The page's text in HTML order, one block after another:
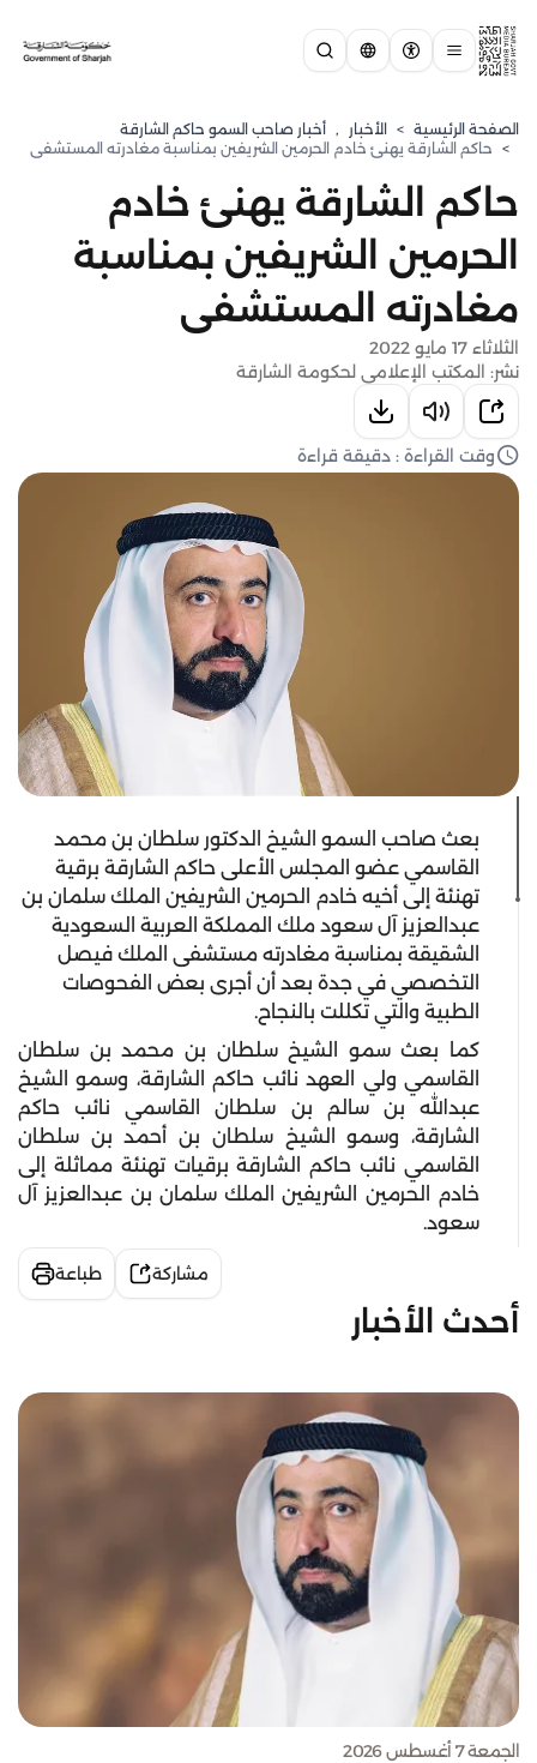
الصفحة الرئيسية > الأخبار , أخبار صاحب السمو حاكم الشارقة
> حاكم الشارقة يهنئ خادم الحرمين الشريفين بمناسبة مغادرته المستشفى
حاكم الشارقة يهنئ خادم
الحرمين الشريفين بمناسبة
مغادرته المستشفى
الثلاثاء 17 مايو 2022
نشر: المكتب الإعلامي لحكومة الشارقة
وقت القراءة : دقيقة قراءة
بعث صاحب السمو الشيخ الدكتور سلطان بن محمد
القاسمي عضو المجلس الأعلى حاكم الشارقة برقية
تهنئة إلى أخيه خادم الحرمين الشريفين الملك سلمان بن
عبدالعزيز آل سعود ملك المملكة العربية السعودية
الشقيقة بمناسبة مغادرته مستشفى الملك فيصل
التخصصي في جدة بعد أن أجرى بعض الفحوصات
الطبية والتي تكللت بالنجاح.
كما بعث سمو الشيخ سلطان بن محمد بن سلطان
القاسمي ولي العهد نائب حاكم الشارقة، وسمو الشيخ
عبدالله بن سالم بن سلطان القاسمي نائب حاكم
الشارقة، وسمو الشيخ سلطان بن أحمد بن سلطان
القاسمي نائب حاكم الشارقة برقيات تهنئة مماثلة إلى
خادم الحرمين الشريفين الملك سلمان بن عبدالعزيز آل
سعود.
مشاركة طباعة
أحدث الأخبار
الجمعة 7 أغسطس 2026